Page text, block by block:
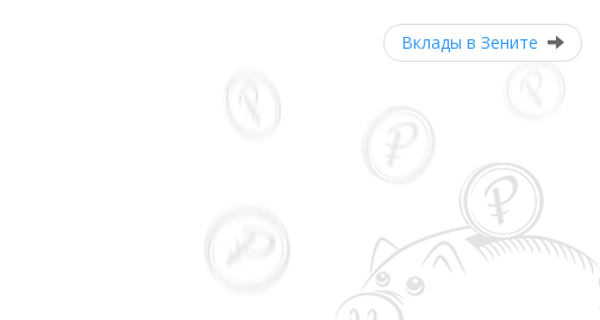
Вклады в Зените